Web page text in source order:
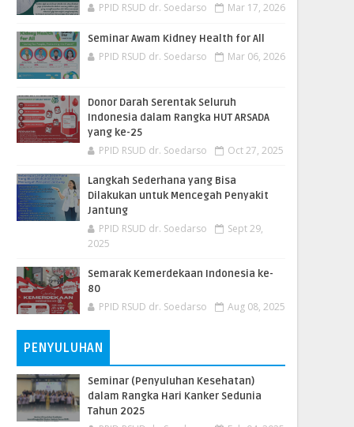
PPID RSUD dr. Soedarso Mar 17, 2026
Seminar Awam Kidney Health for All
PPID RSUD dr. Soedarso Mar 06, 2026
Donor Darah Serentak Seluruh
Indonesia dalam Rangka HUT ARSADA
yang ke-25
PPID RSUD dr. Soedarso Oct 27, 2025
Langkah Sederhana yang Bisa
Dilakukan untuk Mencegah Penyakit
Jantung
PPID RSUD dr. Soedarso
Sept 29,
2025
Semarak Kemerdekaan Indonesia ke-
80
PPID RSUD dr. Soedarso Aug 08, 2025
PENYULUHAN
Seminar (Penyuluhan Kesehatan)
dalam Rangka Hari Kanker Sedunia
Tahun 2025